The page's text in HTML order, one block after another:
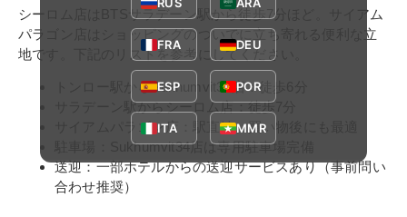
シーロム店はBTSサラデーン駅から徒歩7分ほど。サイアム
パラゴン店はショッピングのついでに立ち寄れる便利な立
地です。下記のリストを参考にしてください。
トンロー駅からSukhumvit34店：徒歩6分
サラデーン駅からシーロム店：徒歩7分
サイアムパラゴン店：駅直結、買い物後にも最適
駐車場：Sukhumvit34店は専用駐車場完備
送迎：一部ホテルからの送迎サービスあり（事前問い
合わせ推奨）
FRA DEU
ESP POR
ITA MMR